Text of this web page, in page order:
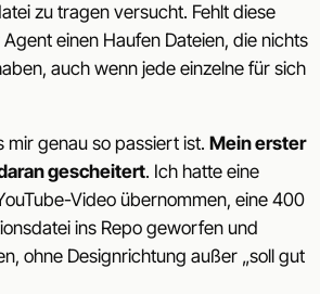
zu tragen versucht. Fehlt diese
einen Haufen Dateien, die nichts
auch wenn jede einzelne für sich
mir genau so passiert ist. Mein erster
gescheitert. Ich hatte eine
Video übernommen, eine 400
ins Repo geworfen und
ohne Designrichtung außer „soll gut